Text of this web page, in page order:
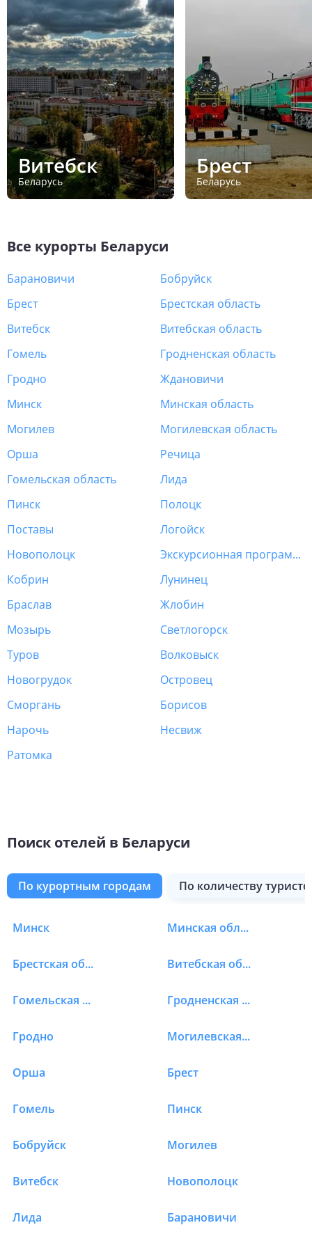
Витебск
Беларусь
Брест
Беларусь
Все курорты Беларуси
Барановичи
Бобруйск
Брест
Брестская область
Витебск
Витебская область
Гомель
Гродненская область
Гродно
Ждановичи
Минск
Минская область
Могилев
Могилевская область
Орша
Речица
Гомельская область
Лида
Пинск
Полоцк
Поставы
Логойск
Новополоцк
Экскурсионная программа Беларусь
Кобрин
Лунинец
Браслав
Жлобин
Мозырь
Светлогорск
Туров
Волковыск
Новогрудок
Островец
Сморгань
Борисов
Нарочь
Несвиж
Ратомка
Поиск отелей в Беларуси
по курортным городам по количеству
Отели в Беларуси в
Минск Минская область
Брестская область Витебская область
Гомельская область Гродненская область
Гродно Могилевская область
Орша Брест
Гомель Пинск
Бобруйск Могилев
Витебск Новополоцк
Лида Барановичи